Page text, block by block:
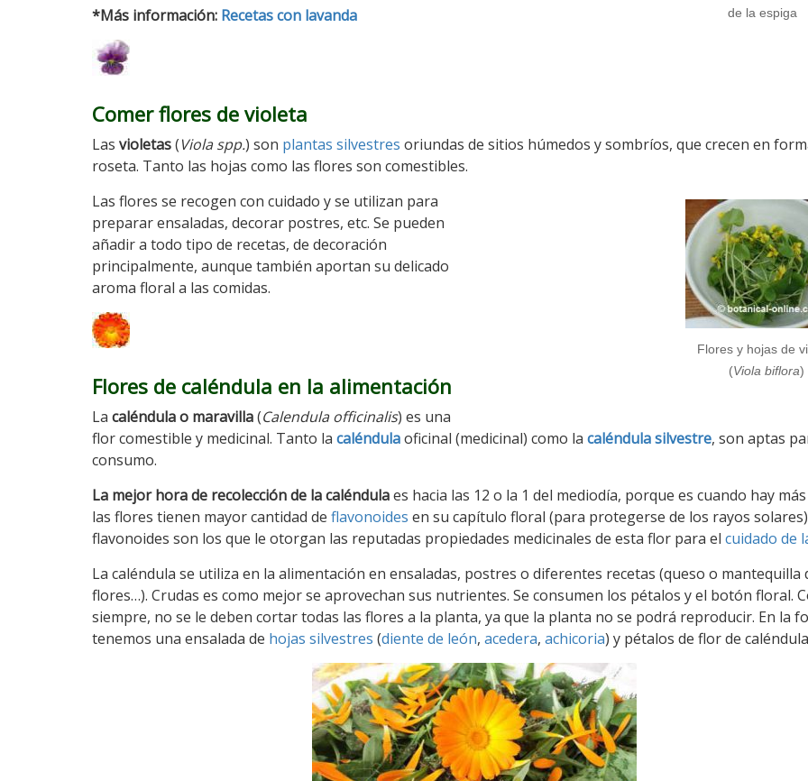
de la espiga
*Más información: Recetas con lavanda
Comer flores de violeta
Las violetas(Viola spp.) son plantas silvestres oriundas de sitios húmedos y sombríos, que crecen en
roseta. Tanto las hojas como las flores son comestibles.
Flores y hojas de
(Viola biflora)
Las flores se recogen con cuidado y se utilizan para
preparar ensaladas, decorar postres, etc. Se pueden
añadir a todo tipo de recetas, de decoración
principalmente, aunque también aportan su delicado
aroma floral a las comidas.
Flores de caléndula en la alimentación
La caléndula o maravilla(Calendula officinalis) es una
flor comestible y medicinal. Tanto la caléndulaoficinal (medicinal) como la caléndula silvestre, son aptas
consumo.
La mejor hora de recolección de la caléndulaes hacia las 12 o la 1 del mediodía, porque es cuando hay
las flores tienen mayor cantidad de flavonoides en su capítulo floral (para protegerse de los rayos
flavonoides son los que le otorgan las reputadas propiedades medicinales de esta flor para el cuidado de
La caléndula se utiliza en la alimentación en ensaladas, postres o diferentes recetas (queso o mantequilla
flores…). Crudas es como mejor se aprovechan sus nutrientes. Se consumen los pétalos y el botón floral.
siempre, no se le deben cortar todas las flores a la planta, ya que la planta no se podrá reproducir. En la
tenemos una ensalada de hojas silvestres (diente de león, acedera, achicoria) y pétalos de flor de